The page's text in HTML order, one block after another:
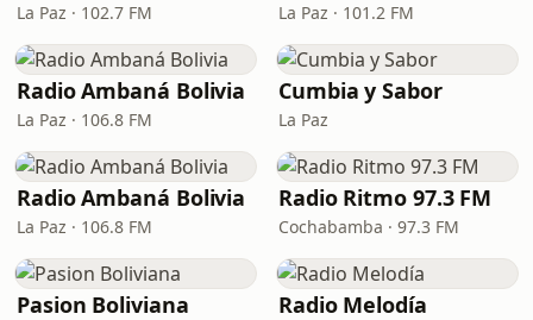
La Paz · 102.7 FM La Paz · 101.2 FM
Radio Ambaná Bolivia
La Paz · 106.8 FM
Cumbia y Sabor
La Paz
Radio Ambaná Bolivia
La Paz · 106.8 FM
Radio Ritmo 97.3 FM
Cochabamba · 97.3 FM
Pasion Boliviana Radio Melodía